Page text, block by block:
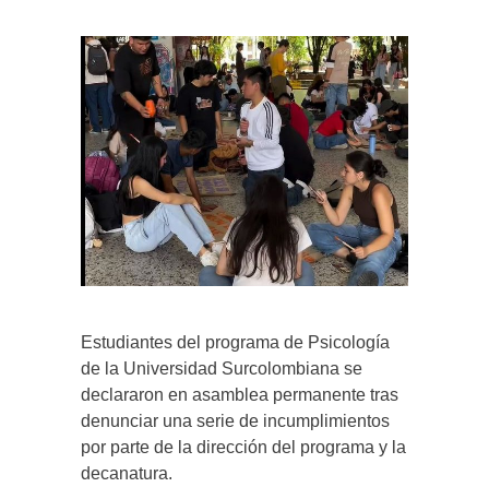
Estudiantes del programa de Psicología
de la Universidad Surcolombiana se
declararon en asamblea permanente tras
denunciar una serie de incumplimientos
por parte de la dirección del programa y la
decanatura.